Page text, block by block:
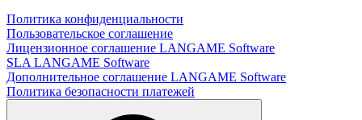
Политика конфиденциальности
Пользовательское соглашение
Лицензионное соглашение LANGAME Software
SLA LANGAME Software
Дополнительное соглашение LANGAME Software
Политика безопасности платежей